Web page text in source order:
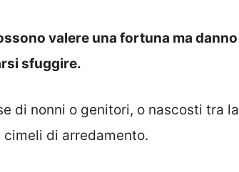
valere una fortuna ma danno
sfuggire.
di nonni o genitori, o nascosti tra la
di arredamento.